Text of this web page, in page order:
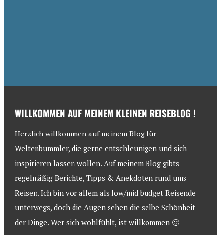
WILLKOMMEN AUF MEINEM KLEINEN REISEBLOG !
Herzlich willkommen auf meinem Blog für
Weltenbummler, die gerne entschleunigen und sich
inspirieren lassen wollen. Auf meinem Blog gibts
regelmäßig Berichte, Tipps & Anekdoten rund ums
Reisen. Ich bin vor allem als low/mid budget Reisende
unterwegs, doch die Augen sehen die selbe Schönheit
der Dinge. Wer sich wohlfühlt, ist willkommen 🙂